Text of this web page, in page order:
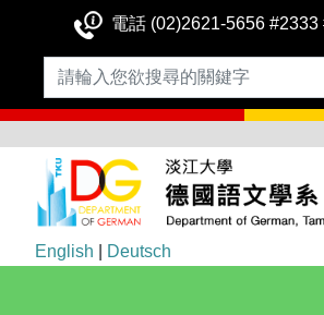
電話 (02)2621-5656
English Deutsch